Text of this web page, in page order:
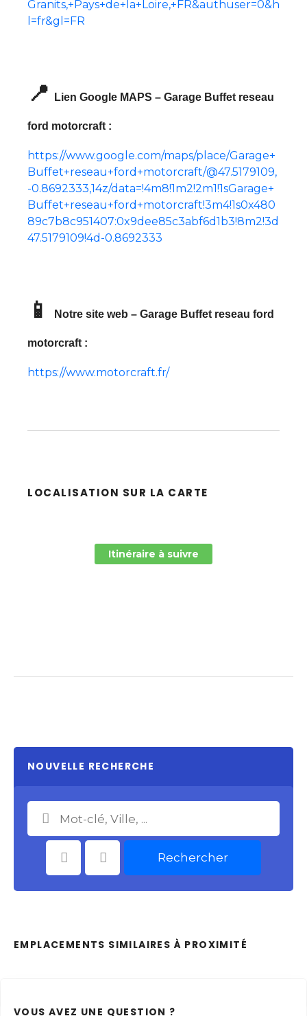
Granits,+Pays+de+la+Loire,+FR&authuser=0&h
l=fr&gl=FR
📍 Lien Google MAPS – Garage Buffet reseau
ford motorcraft :
https://www.google.com/maps/place/Garage+
Buffet+reseau+ford+motorcraft/@47.5179109,
-0.8692333,14z/data=!4m8!1m2!2m1!1sGarage+
Buffet+reseau+ford+motorcraft!3m4!1s0x480
89c7b8c951407:0x9dee85c3abf6d1b3!8m2!3d
47.5179109!4d-0.8692333
📱 Notre site web – Garage Buffet reseau ford
motorcraft :
https://www.motorcraft.fr/
LOCALISATION SUR LA CARTE
Itinéraire à suivre
NOUVELLE RECHERCHE
Catégories Choisir le Lieu Rechercher
EMPLACEMENTS SIMILAIRES À PROXIMITÉ
VOUS AVEZ UNE QUESTION ?